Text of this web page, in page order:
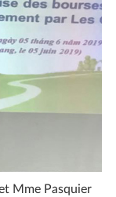
Mme Pasquier